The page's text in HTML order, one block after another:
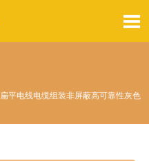

扁平电线电缆组装非屏蔽高可靠性灰色